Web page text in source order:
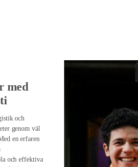
med
och
genom väl
en erfaren
och effektiva